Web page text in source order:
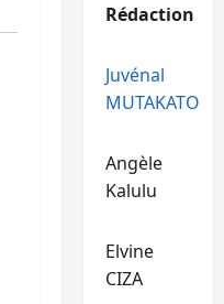
Rédaction
Juvénal
MUTAKATO
Angèle
Kalulu
Elvine
CIZA